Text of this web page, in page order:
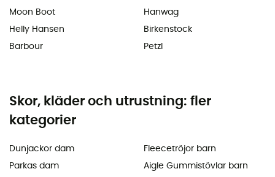
Moon Boot
Helly Hansen
Barbour
Hanwag
Birkenstock
Petzl
Skor, kläder och utrustning: fler
kategorier
Dunjackor dam
Parkas dam
Fleecetröjor barn
Aigle Gummistövlar barn